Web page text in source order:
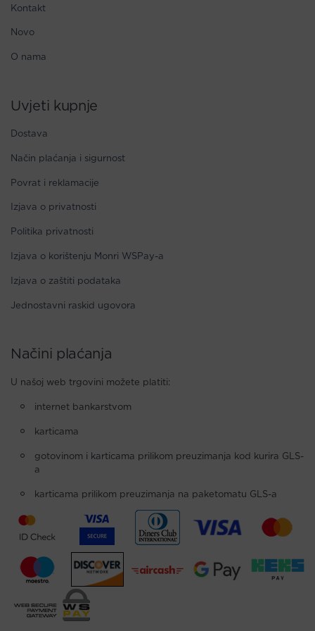
Kontakt
Novo
O nama
Uvjeti kupnje
Dostava
Način plaćanja i sigurnost
Povrat i reklamacije
Izjava o privatnosti
Politika privatnosti
Izjava o korištenju Monri WSPay-a
Izjava o zaštiti podataka
Jednostavni raskid ugovora
Načini plaćanja
U našoj web trgovini možete platiti:
internet bankarstvom
karticama
gotovinom i karticama prilikom preuzimanja kod kurira GLS-
a
karticama prilikom preuzimanja na paketomatu GLS-a